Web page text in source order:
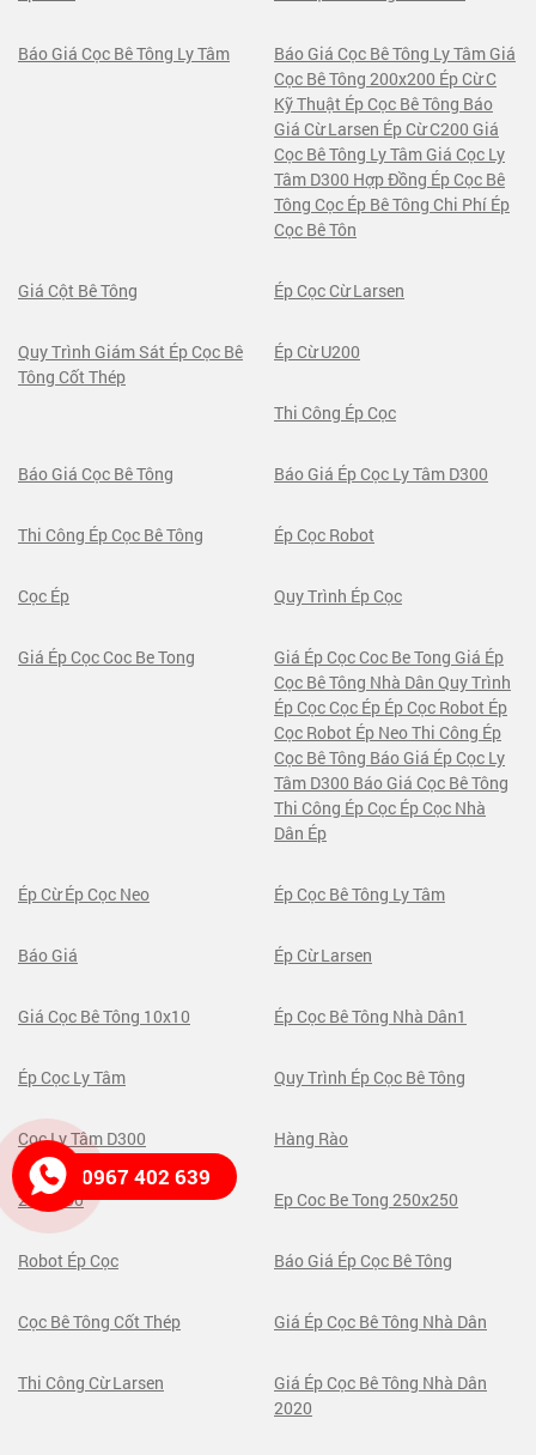
Báo Giá Cọc Bê Tông Ly Tâm
Báo Giá Cọc Bê Tông Ly Tâm Giá
Cọc Bê Tông 200x200 Ép Cừ C
Kỹ Thuật Ép Cọc Bê Tông Báo
Giá Cừ Larsen Ép Cừ C200 Giá
Cọc Bê Tông Ly Tâm Giá Cọc Ly
Tâm D300 Hợp Đồng Ép Cọc Bê
Tông Cọc Ép Bê Tông Chi Phí Ép
Cọc Bê Tôn
Giá Cột Bê Tông Ép Cọc Cừ Larsen
Quy Trình Giám Sát Ép Cọc Bê
Tông Cốt Thép
Ép Cừ U200
Thi Công Ép Cọc
Báo Giá Cọc Bê Tông Báo Giá Ép Cọc Ly Tâm D300
Thi Công Ép Cọc Bê Tông Ép Cọc Robot
Cọc Ép Quy Trình Ép Cọc
Giá Ép Cọc Coc Be Tong
Giá Ép Cọc Coc Be Tong Giá Ép
Cọc Bê Tông Nhà Dân Quy Trình
Ép Cọc Cọc Ép Ép Cọc Robot Ép
Cọc Robot Ép Neo Thi Công Ép
Cọc Bê Tông Báo Giá Ép Cọc Ly
Tâm D300 Báo Giá Cọc Bê Tông
Thi Công Ép Cọc Ép Cọc Nhà
Dân Ép
Ép Cừ Ép Cọc Neo Ép Cọc Bê Tông Ly Tâm
Báo Giá Ép Cừ Larsen
Giá Cọc Bê Tông 10x10 Ép Cọc Bê Tông Nhà Dân1
Ép Cọc Ly Tâm Quy Trình Ép Cọc Bê Tông
Cọc Ly Tâm D300 Hàng Rào
250x250 Ep Coc Be Tong 250x250
Robot Ép Cọc Báo Giá Ép Cọc Bê Tông
Cọc Bê Tông Cốt Thép Giá Ép Cọc Bê Tông Nhà Dân
Thi Công Cừ Larsen
Giá Ép Cọc Bê Tông Nhà Dân
2020
0967 402 639